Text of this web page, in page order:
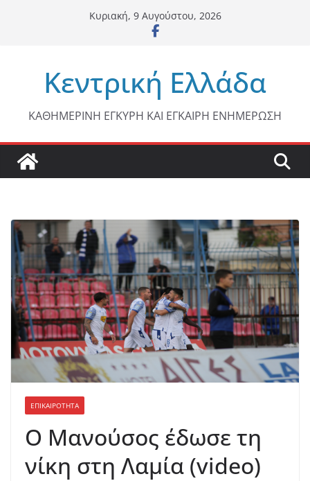
Κυριακή, 9 Αυγούστου, 2026
Κεντρική Ελλάδα
ΚΑΘΗΜΕΡΙΝΗ ΕΓΚΥΡΗ ΚΑΙ ΕΓΚΑΙΡΗ ΕΝΗΜΕΡΩΣΗ
ΕΠΙΚΑΙΡΟΤΗΤΑ
Ο Μανούσος έδωσε τη
νίκη στη Λαμία (video)